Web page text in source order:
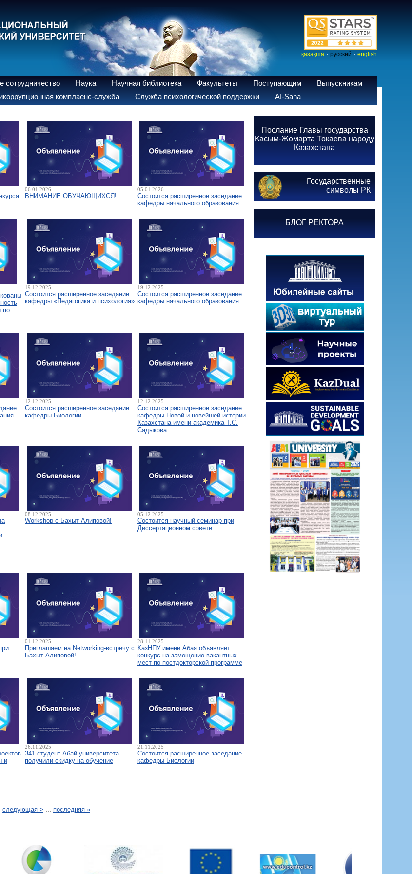
қазақша · русский · english
сотрудничество Наука Научная библиотека Факультеты Поступающим
Выпускникам
комплаенс-служба Служба психологической поддержки AI-Sana
06.01.2026
ВНИМАНИЕ ОБУЧАЮЩИХСЯ!
05.01.2026
Состоится расширенное заседание
кафедры начального образования
по
19.12.2025
Состоится расширенное заседание
кафедры «Педагогика и психология»
19.12.2025
Состоится расширенное заседание
кафедры начального образования
12.12.2025
Состоится расширенное заседание
кафедры Биологии
12.12.2025
Состоится расширенное заседание
кафедры Новой и новейшей истории
Казахстана имени академика Т.С.
Садыкова
08.12.2025
Workshop с Бахыт Алиповой!
05.12.2025
Состоится научный семинар при
Диссертационном совете
01.12.2025
Приглашаем на Networking-встречу с
Бахыт Алиповой!
28.11.2025
КазНПУ имени Абая объявляет
конкурс на замещение вакантных
мест по постдокторской программе
и
26.11.2025
341 студент Абай университета
получили скидку на обучение
21.11.2025
Состоится расширенное заседание
кафедры Биологии
следующая > ... последняя »
Послание Главы государства
Касым-Жомарта Токаева народу
Казахстана
Государственные
символы РК
БЛОГ РЕКТОРА